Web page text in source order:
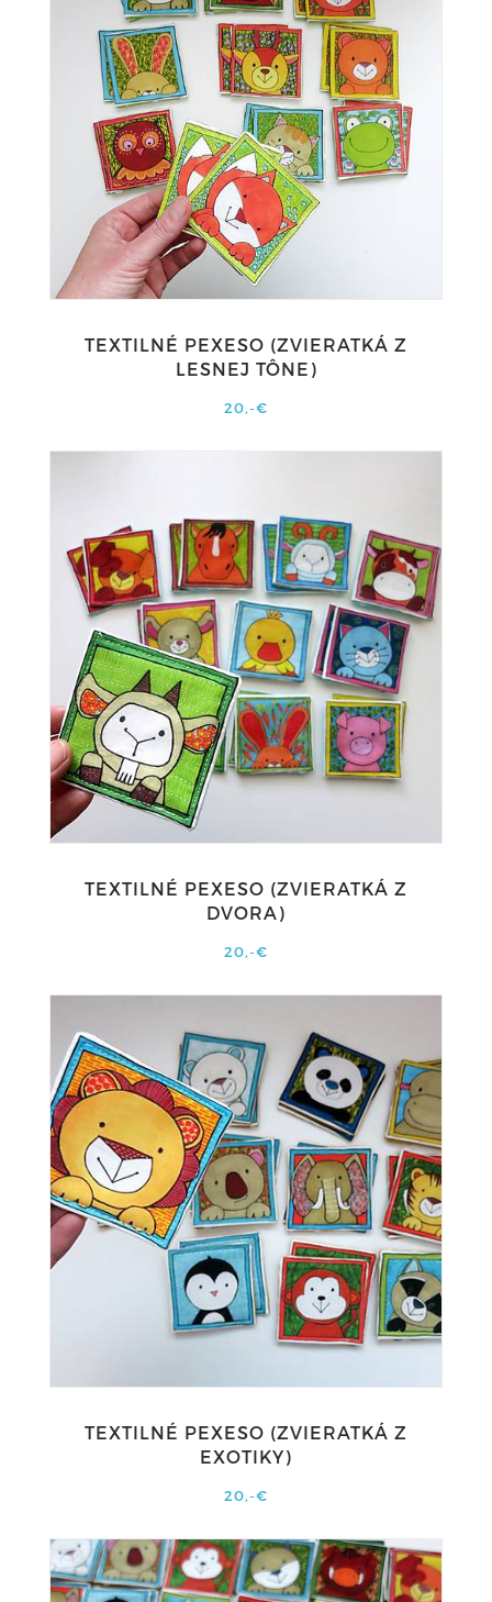
TEXTILNÉ PEXESO (ZVIERATKÁ Z
LESNEJ TÔNE)
20,-€
TEXTILNÉ PEXESO (ZVIERATKÁ Z
DVORA)
20,-€
TEXTILNÉ PEXESO (ZVIERATKÁ Z
EXOTIKY)
20,-€